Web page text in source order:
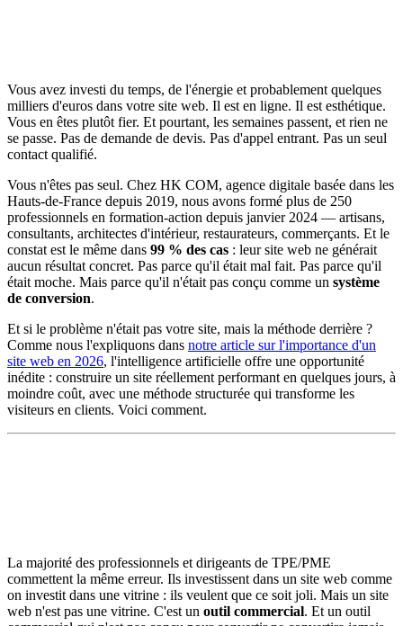
Vous avez investi du temps, de l'énergie et probablement quelques
milliers d'euros dans votre site web. Il est en ligne. Il est esthétique.
Vous en êtes plutôt fier. Et pourtant, les semaines passent, et rien ne
se passe. Pas de demande de devis. Pas d'appel entrant. Pas un seul
contact qualifié.
Vous n'êtes pas seul. Chez HK COM, agence digitale basée dans les
Hauts-de-France depuis 2019, nous avons formé plus de 250
professionnels en formation-action depuis janvier 2024 — artisans,
consultants, architectes d'intérieur, restaurateurs, commerçants. Et le
constat est le même dans 99 % des cas : leur site web ne générait
aucun résultat concret. Pas parce qu'il était mal fait. Pas parce qu'il
était moche. Mais parce qu'il n'était pas conçu comme un système
de conversion.
Et si le problème n'était pas votre site, mais la méthode derrière ?
Comme nous l'expliquons dans notre article sur l'importance d'un
site web en 2026, l'intelligence artificielle offre une opportunité
inédite : construire un site réellement performant en quelques jours, à
moindre coût, avec une méthode structurée qui transforme les
visiteurs en clients. Voici comment.
La majorité des professionnels et dirigeants de TPE/PME
commettent la même erreur. Ils investissent dans un site web comme
on investit dans une vitrine : ils veulent que ce soit joli. Mais un site
web n'est pas une vitrine. C'est un outil commercial. Et un outil